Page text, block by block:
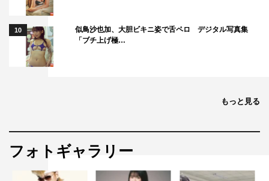
10
似鳥沙也加、大胆ビキニ姿で舌ペロ デジタル写真集
「ブチ上げ極…
もっと見る
フォトギャラリー